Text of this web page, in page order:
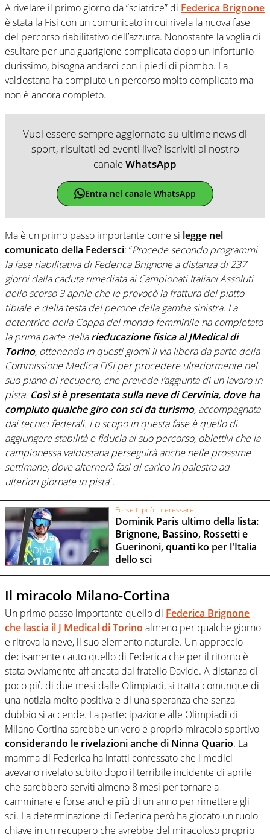
A rivelare il primo giorno da “sciatrice” di Federica Brignone
è stata la Fisi con un comunicato in cui rivela la nuova fase
del percorso riabilitativo dell’azzurra. Nonostante la voglia di
esultare per una guarigione complicata dopo un infortunio
durissimo, bisogna andarci con i piedi di piombo. La
valdostana ha compiuto un percorso molto complicato ma
non è ancora completo.
Vuoi essere sempre aggiornato su ultime news di
sport, risultati ed eventi live? Iscriviti al nostro
canaleWhatsApp
Entra nel canale WhatsApp
Ma è un primo passo importante come si legge nel
comunicato della Federsci: “Procede secondo programmi
la fase riabilitativa di Federica Brignone a distanza di 237
giorni dalla caduta rimediata ai Campionati Italiani Assoluti
dello scorso 3 aprile che le provocò la frattura del piatto
tibiale e della testa del perone della gamba sinistra. La
detentrice della Coppa del mondo femminile ha completato
la prima parte dellarieducazione fisica al JMedical di
Torino, ottenendo in questi giorni il via libera da parte della
Commissione Medica FISI per procedere ulteriormente nel
suo piano di recupero, che prevede l’aggiunta di un lavoro in
pista. Così si è presentata sulla neve di Cervinia, dove ha
compiuto qualche giro con sci da turismo, accompagnata
dai tecnici federali. Lo scopo in questa fase è quello di
aggiungere stabilità e fiducia al suo percorso, obiettivi che la
campionessa valdostana perseguirà anche nelle prossime
settimane, dove alternerà fasi di carico in palestra ad
ulteriori giornate in pista”.
Forse ti può interessare
Dominik Paris ultimo della lista:
Brignone, Bassino, Rossetti e
Guerinoni, quanti ko per l'Italia
dello sci
Il miracolo Milano-Cortina
Un primo passo importante quello di Federica Brignone
che lascia il J Medical di Torino almeno per qualche giorno
e ritrova la neve, il suo elemento naturale. Un approccio
decisamente cauto quello di Federica che per il ritorno è
stata ovviamente affiancata dal fratello Davide. A distanza di
poco più di due mesi dalle Olimpiadi, si tratta comunque di
una notizia molto positiva e di una speranza che senza
dubbio si accende. La partecipazione alle Olimpiadi di
Milano-Cortina sarebbe un vero e proprio miracolo sportivo
considerando le rivelazioni anche di Ninna Quario. La
mamma di Federica ha infatti confessato che i medici
avevano rivelato subito dopo il terribile incidente di aprile
che sarebbero serviti almeno 8 mesi per tornare a
camminare e forse anche più di un anno per rimettere gli
sci. La determinazione di Federica però ha giocato un ruolo
chiave in un recupero che avrebbe del miracoloso proprio